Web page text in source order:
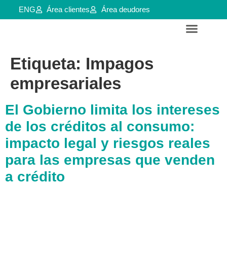
ENG Área clientes Área deudores
Etiqueta: Impagos
empresariales
El Gobierno limita los intereses
de los créditos al consumo:
impacto legal y riesgos reales
para las empresas que venden
a crédito